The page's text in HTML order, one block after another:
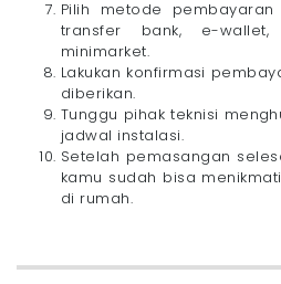
Pilih metode
transfer bank, e-
minimarket.
Lakukan konfirmasi
diberikan.
Tunggu pihak teknisi
jadwal instalasi.
Setelah pemasangan
kamu sudah bisa
di rumah.